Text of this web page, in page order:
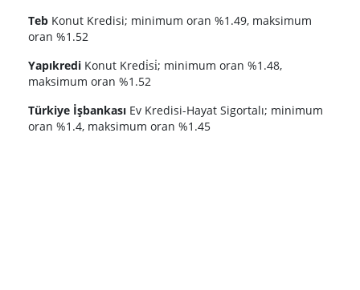
Teb Konut Kredisi; minimum oran %1.49, maksimum
oran %1.52
Yapıkredi Konut Kredi̇si̇; minimum oran %1.48,
maksimum oran %1.52
Türkiye İşbankası Ev Kredisi-Hayat Sigortalı; minimum
oran %1.4, maksimum oran %1.45